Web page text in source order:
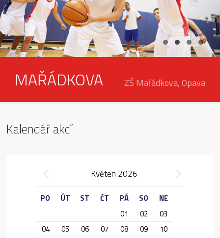
MAŘÁDKOVA ZŠ Mařádkova, Opava
Kalendář akcí
Květen 2026
PO ÚT ST ČT PÁ SO
NE
01
02
03
04
05 06 07 08 09
10